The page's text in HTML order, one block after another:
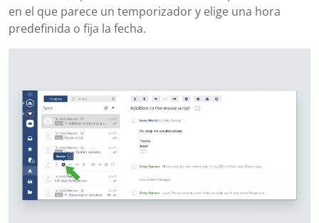
en el que parece un temporizador y elige una hora
predefinida o fija la fecha.